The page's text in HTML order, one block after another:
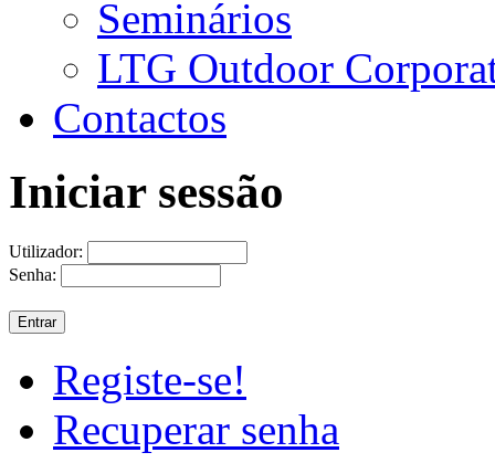
Seminários
LTG Outdoor
Contactos
Iniciar sessão
Utilizador:
Senha:
Registe-se!
Recuperar senha